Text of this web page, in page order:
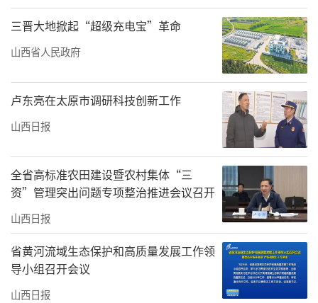
三晋大地掀起“超级充电宝”革命
山西省人民政府
卢东亮在太原市调研科技创新工作
山西日报
全省高标准农田建设暨农村集体“三
资”管理突出问题专项整治推进会议召开
山西日报
省黄河流域生态保护和高质量发展工作领
导小组召开会议
山西日报